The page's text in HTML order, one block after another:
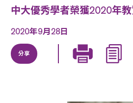
中大優秀學者榮獲2020年
2020年9月28日
分享